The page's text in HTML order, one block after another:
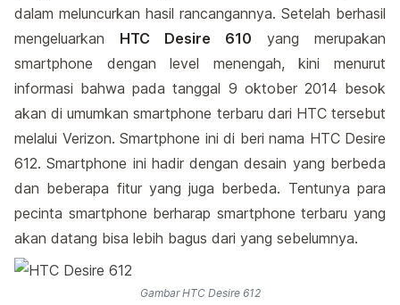
dalam meluncurkan hasil rancangannya. Setelah berhasil
mengeluarkan HTC Desire 610 yang merupakan
smartphone dengan level menengah, kini menurut
informasi bahwa pada tanggal 9 oktober 2014 besok
akan di umumkan smartphone terbaru dari HTC tersebut
melalui Verizon. Smartphone ini di beri nama HTC Desire
612. Smartphone ini hadir dengan desain yang berbeda
dan beberapa fitur yang juga berbeda. Tentunya para
pecinta smartphone berharap smartphone terbaru yang
akan datang bisa lebih bagus dari yang sebelumnya.
Gambar HTC Desire 612